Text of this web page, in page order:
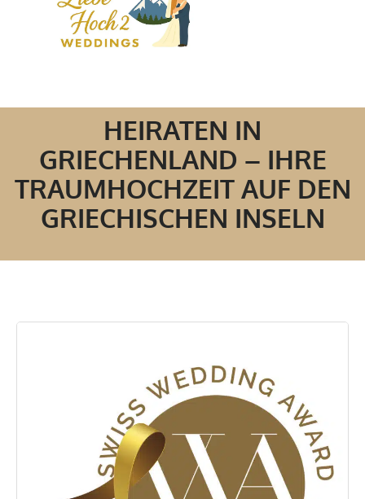
HEIRATEN IN
GRIECHENLAND – IHRE
TRAUMHOCHZEIT AUF DEN
GRIECHISCHEN INSELN